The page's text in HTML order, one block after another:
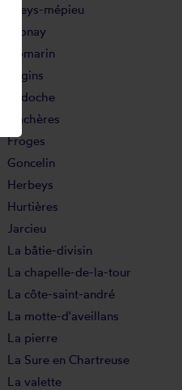
Creys-mépieu
Dionay
Domarin
Engins
Eydoche
Flachères
Froges
Goncelin
Herbeys
Hurtières
Jarcieu
La bâtie-divisin
La chapelle-de-la-tour
La côte-saint-andré
La motte-d'aveillans
La pierre
La Sure en Chartreuse
La valette